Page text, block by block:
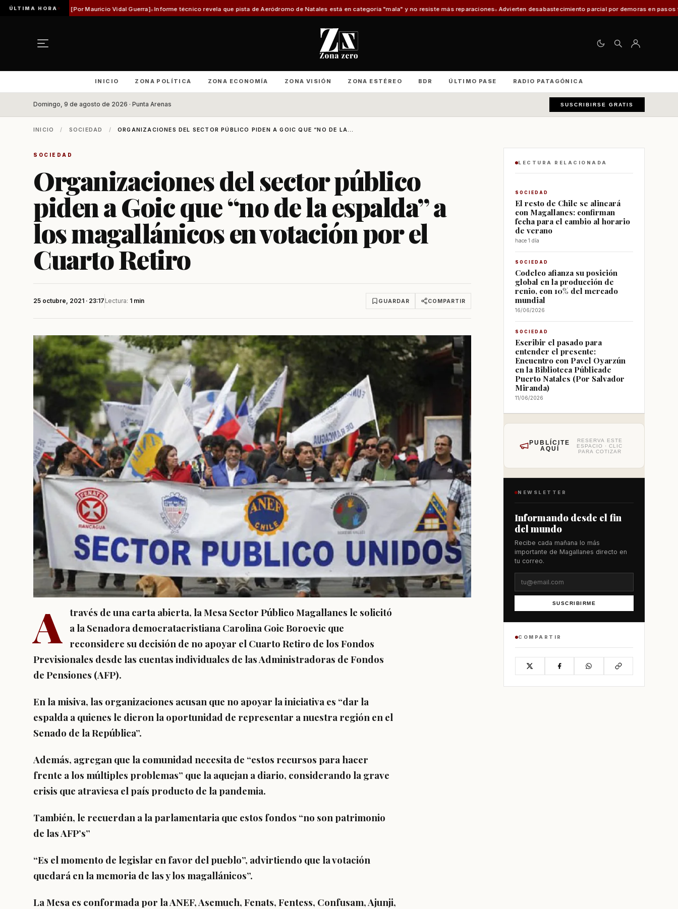
ÚLTIMA HORA
[Por Mauricio Vidal Guerra] Informe técnico revela que pista de Aeródromo de Natales está en categoría "mala" y no resiste más reparaciones Advierten desabastecimiento parcial por demoras en pasos fronterizos y critican
INICIO ZONA POLÍTICA ZONA ECONOMÍA ZONA VISIÓN ZONA ESTÉREO BDR ÚLTIMO PASE RADIO PATAGÓNICA
Domingo, 9 de agosto de 2026 · Punta Arenas SUSCRIBIRSE GRATIS
INICIO / SOCIEDAD / ORGANIZACIONES DEL SECTOR PÚBLICO PIDEN A GOIC QUE “NO DE LA...
SOCIEDAD
Organizaciones del sector público
piden a Goic que “no de la espalda” a
los magallánicos en votación por el
Cuarto Retiro
25 octubre, 2021 · 23:17 Lectura: 1 min GUARDAR COMPARTIR
A través de una carta abierta, la Mesa Sector Público Magallanes le solicitó
a la Senadora democratacristiana Carolina Goic Boroevic que
reconsidere su decisión de no apoyar el Cuarto Retiro de los Fondos
Previsionales desde las cuentas individuales de las Administradoras de Fondos
de Pensiones (AFP).
En la misiva, las organizaciones acusan que no apoyar la iniciativa es “dar la
espalda a quienes le dieron la oportunidad de representar a nuestra región en el
Senado de la República”.
Además, agregan que la comunidad necesita de “estos recursos para hacer
frente a los múltiples problemas” que la aquejan a diario, considerando la grave
crisis que atraviesa el país producto de la pandemia.
También, le recuerdan a la parlamentaria que estos fondos “no son patrimonio
de las AFP’s”
“Es el momento de legislar en favor del pueblo”, advirtiendo que la votación
quedará en la memoria de las y los magallánicos”.
La Mesa es conformada por la ANEF, Asemuch, Fenats, Fentess, Confusam, Ajunji,
LECTURA RELACIONADA
SOCIEDAD
El resto de Chile se alineará
con Magallanes: confirman
fecha para el cambio al horario
de verano
hace 1 día
SOCIEDAD
Codelco afianza su posición
global en la producción de
renio, con 10% del mercado
mundial
16/06/2026
SOCIEDAD
Escribir el pasado para
entender el presente:
Encuentro con Pavel Oyarzún
en la Biblioteca Públicade
Puerto Natales (Por Salvador
Miranda)
11/06/2026
PUBLÍCITE
AQUÍ
RESERVA ESTE
ESPACIO · CLIC
PARA COTIZAR
NEWSLETTER
Informando desde el fin
del mundo
Recibe cada mañana lo más
importante de Magallanes directo en
tu correo.
SUSCRIBIRME
COMPARTIR